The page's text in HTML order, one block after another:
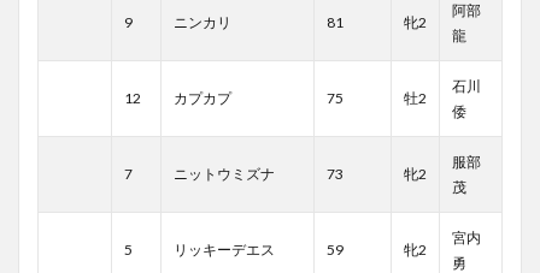
9 ニンカリ 81 牝2
阿部
龍
12 カプカプ 75 牡2
石川
倭
7 ニットウミズナ 73 牝2
服部
茂
5 リッキーデエス 59 牝2
宮内
勇